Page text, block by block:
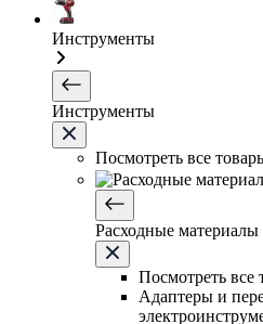
Инструменты
Инструменты
Посмотреть все
Расходные материалы
Посмотреть все
Адаптеры и